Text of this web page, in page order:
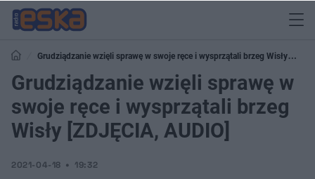
Grudziądzanie wzięli sprawę w swoje ręce i wysprzątali brzeg Wisły
[ZDJĘCIA, AUDIO]
Grudziądzanie wzięli sprawę w
swoje ręce i wysprzątali brzeg
Wisły [ZDJĘCIA, AUDIO]
2021-04-18 19:32